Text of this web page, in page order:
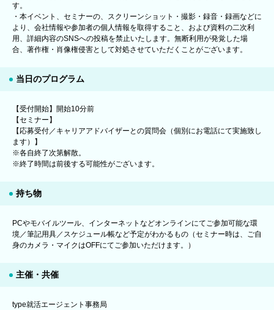
す。
・本イベント、セミナーの、スクリーンショット・撮影・録音・録画などに
より、会社情報や参加者の個人情報を取得すること、および資料の二次利
用、詳細内容のSNSへの投稿を禁止いたします。無断利用が発覚した場
合、著作権・肖像権侵害として対処させていただくことがございます。
当日のプログラム
【受付開始】開始10分前
【セミナー】
【応募受付／キャリアアドバイザーとの質問会（個別にお電話にて実施致し
ます）】
※各自終了次第解散。
※終了時間は前後する可能性がございます。
持ち物
PCやモバイルツール、インターネットなどオンラインにてご参加可能な環
境／筆記用具／スケジュール帳など予定がわかるもの（セミナー時は、ご自
身のカメラ・マイクはOFFにてご参加いただけます。）
主催・共催
type就活エージェント事務局